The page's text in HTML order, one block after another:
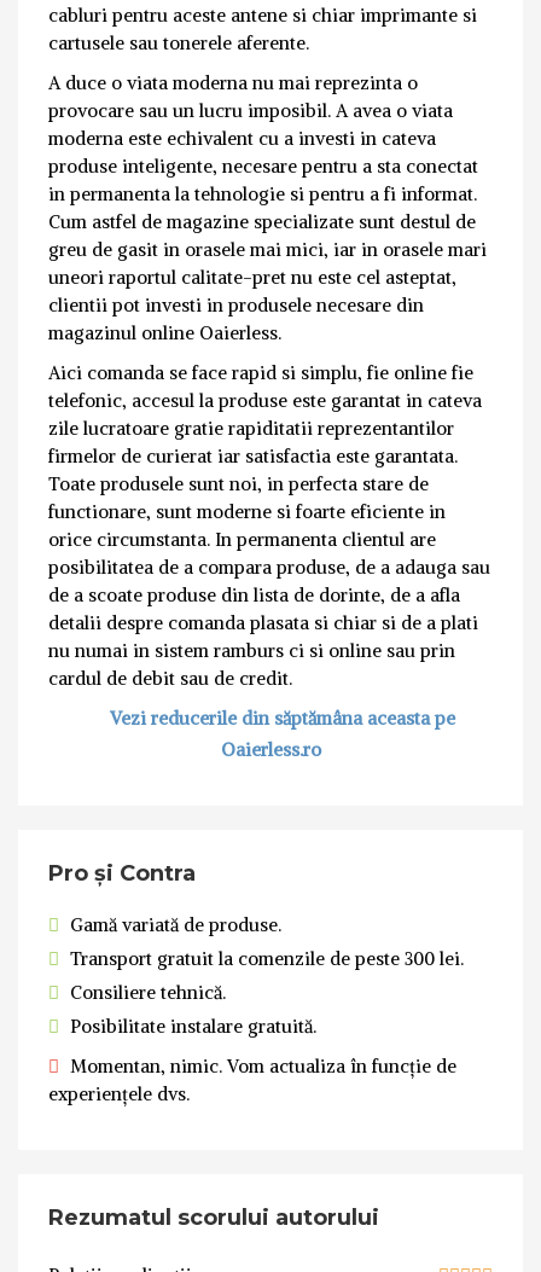
cabluri pentru aceste antene si chiar imprimante si
cartusele sau tonerele aferente.
A duce o viata moderna nu mai reprezinta o
provocare sau un lucru imposibil. A avea o viata
moderna este echivalent cu a investi in cateva
produse inteligente, necesare pentru a sta conectat
in permanenta la tehnologie si pentru a fi informat.
Cum astfel de magazine specializate sunt destul de
greu de gasit in orasele mai mici, iar in orasele mari
uneori raportul calitate-pret nu este cel asteptat,
clientii pot investi in produsele necesare din
magazinul online Oaierless.
Aici comanda se face rapid si simplu, fie online fie
telefonic, accesul la produse este garantat in cateva
zile lucratoare gratie rapiditatii reprezentantilor
firmelor de curierat iar satisfactia este garantata.
Toate produsele sunt noi, in perfecta stare de
functionare, sunt moderne si foarte eficiente in
orice circumstanta. In permanenta clientul are
posibilitatea de a compara produse, de a adauga sau
de a scoate produse din lista de dorinte, de a afla
detalii despre comanda plasata si chiar si de a plati
nu numai in sistem ramburs ci si online sau prin
cardul de debit sau de credit.
Vezi reducerile din săptămâna aceasta pe
Oaierless.ro
Pro și Contra
Gamă variată de produse.
Transport gratuit la comenzile de peste 300 lei.
Consiliere tehnică.
Posibilitate instalare gratuită.
Momentan, nimic. Vom actualiza în funcție de
experiențele dvs.
Rezumatul scorului autorului